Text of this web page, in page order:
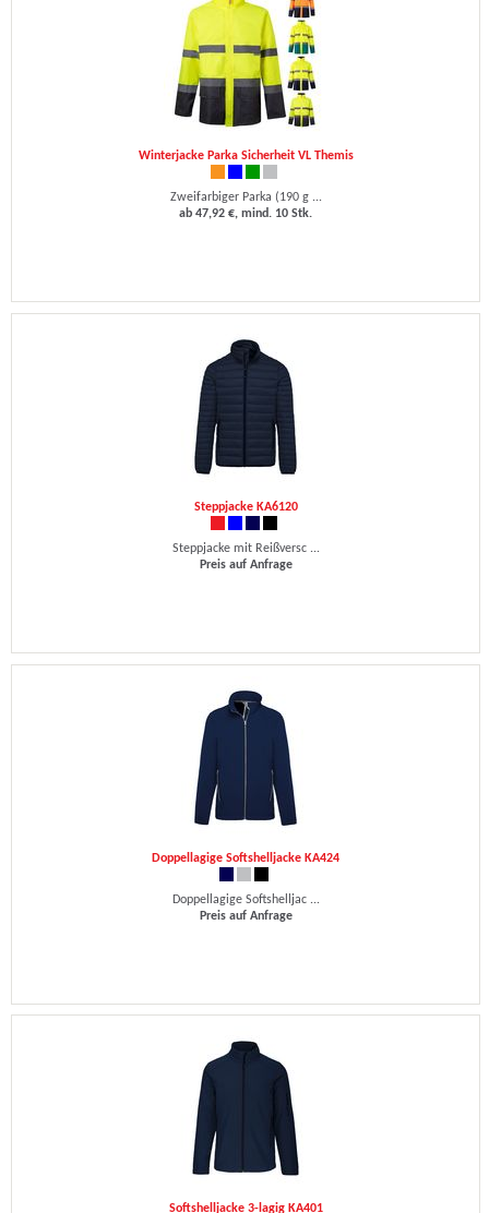
Winterjacke Parka Sicherheit VL Themis
Zweifarbiger Parka (190 g ...
ab 47,92 €, mind. 10 Stk.
Steppjacke KA6120
Steppjacke mit Reißversc ...
Preis auf Anfrage
Doppellagige Softshelljacke KA424
Doppellagige Softshelljac ...
Preis auf Anfrage
Softshelljacke 3-lagig KA401